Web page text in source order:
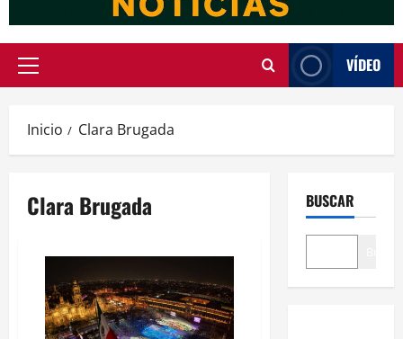
Menú
VÍDEO
Inicio Clara Brugada
Clara Brugada BUSCAR